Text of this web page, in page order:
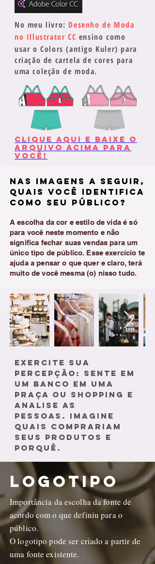
No meu livro: Desenho de Moda
no Illustrator CC ensino como
usar o Colors (antigo Kuler) para
criação de cartela de cores para
uma coleção de moda.
Clique aqui e baixe o
arquivo acima para
você!
NAs imagens a seguir,
quais você identifica
como seu público?
A escolha da cor e estilo de vida é só
para você neste momento e não
significa fechar suas vendas para um
único tipo de público. Esse exercício te
ajuda a pensar o que quer e claro, terá
muito de você mesma (o) nisso tudo.
EXERCITE SUA
PERCEPÇÃO: SENTE EM
UM BANCO EM UMA
PRAÇA OU SHOPPING E
ANALISE AS
PESSOAS. IMAGINE
QUAIS COMPRARIAM
SEUS PRODUTOS E
PORQUÊ.
LOGOTIPO
Importância da escolha da fonte de
acordo com o que definiu para o
público.
O logotipo pode ser criado a partir de
uma fonte existente.